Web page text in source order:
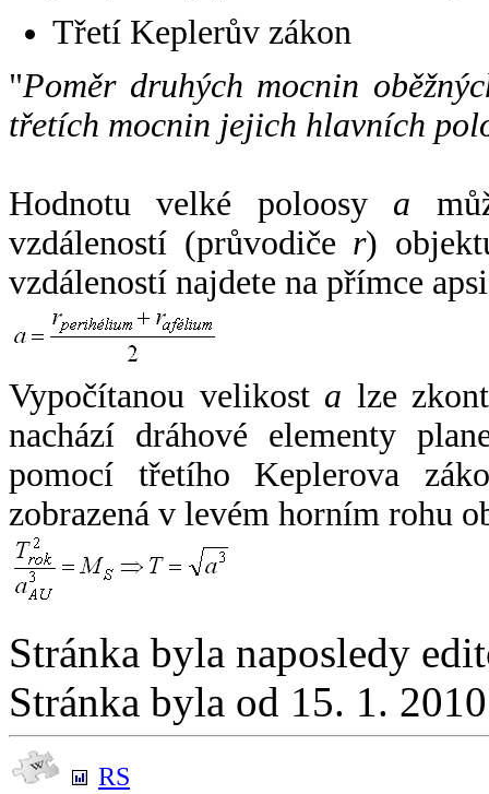
Třetí Keplerův zákon
"Poměr druhých mocnin
třetích mocnin jejich hlavních
Hodnotu velké poloosy a
vzdáleností (průvodiče r)
vzdáleností najdete na přímce
Vypočítanou velikost a lze
nachází dráhové elementy
pomocí třetího Keplerova
zobrazená v levém horním rohu
Stránka byla naposledy
Stránka byla od 15. 1.
RS